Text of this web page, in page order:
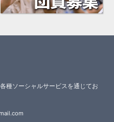
種ソーシャルサービスを通じてお